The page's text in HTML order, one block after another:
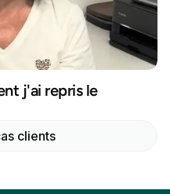
j'ai repris le
clients